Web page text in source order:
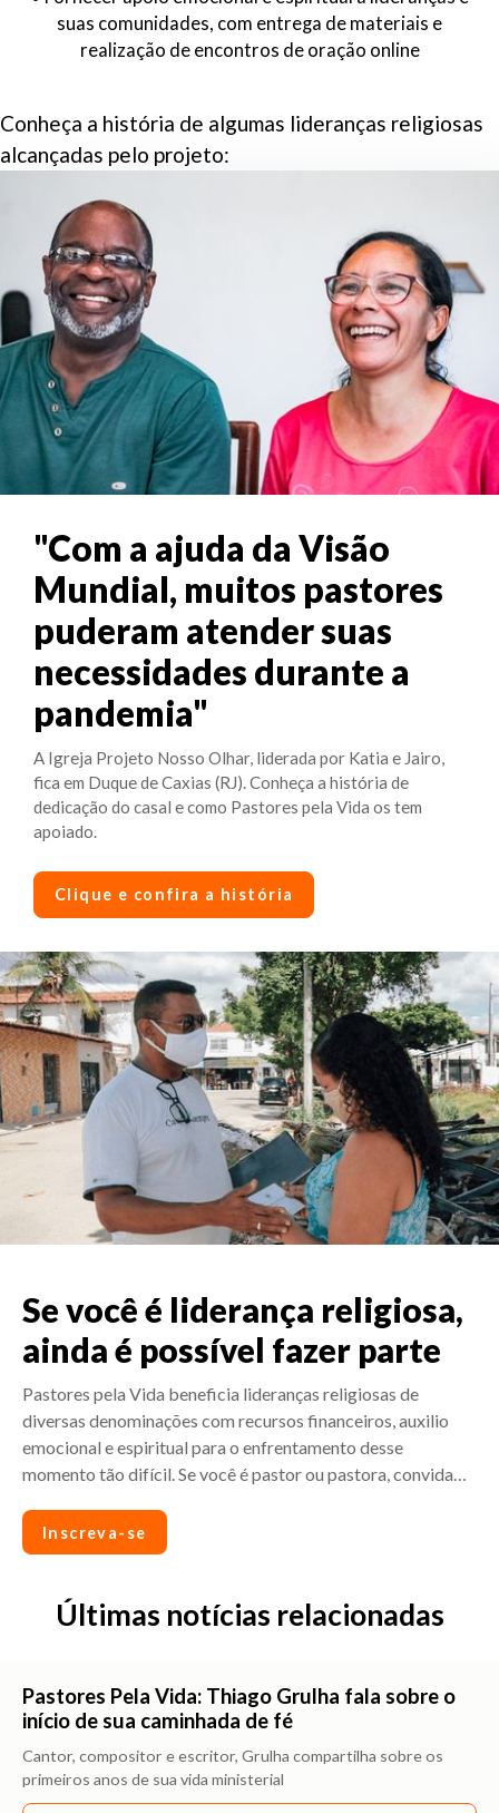
suas comunidades, com entrega de materiais e
realização de encontros de oração online
Conheça a história de algumas lideranças religiosas
alcançadas pelo projeto:
"Com a ajuda da Visão
Mundial, muitos pastores
puderam atender suas
necessidades durante a
pandemia"
A Igreja Projeto Nosso Olhar, liderada por Katia e Jairo,
fica em Duque de Caxias (RJ). Conheça a história de
dedicação do casal e como Pastores pela Vida os tem
apoiado.
Clique e confira a história
Se você é liderança religiosa,
ainda é possível fazer parte
Pastores pela Vida beneficia lideranças religiosas de
diversas denominações com recursos financeiros, auxilio
emocional e espiritual para o enfrentamento desse
momento tão difícil. Se você é pastor ou pastora, convida…
Inscreva-se
Últimas notícias relacionadas
Pastores Pela Vida: Thiago Grulha fala sobre o
início de sua caminhada de fé
Cantor, compositor e escritor, Grulha compartilha sobre os
primeiros anos de sua vida ministerial